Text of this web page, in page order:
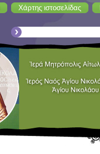
Χάρτης ιστοσελίδας